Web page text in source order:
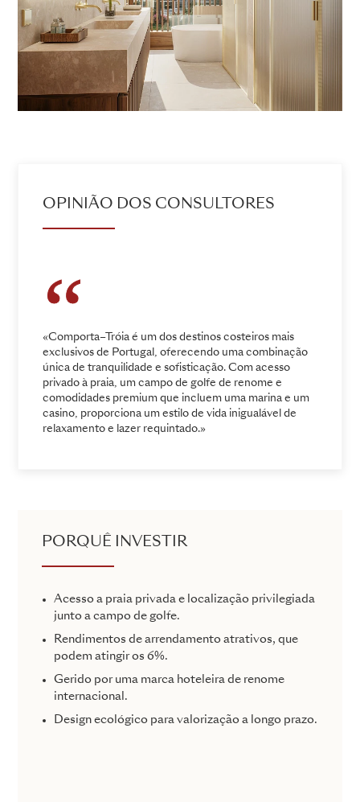
OPINIÃO DOS CONSULTORES
«Comporta–Tróia é um dos destinos costeiros mais
exclusivos de Portugal, oferecendo uma combinação
única de tranquilidade e sofisticação. Com acesso
privado à praia, um campo de golfe de renome e
comodidades premium que incluem uma marina e um
casino, proporciona um estilo de vida inigualável de
relaxamento e lazer requintado.»
PORQUÊ INVESTIR
Acesso a praia privada e localização privilegiada
junto a campo de golfe.
Rendimentos de arrendamento atrativos, que
podem atingir os 6%.
Gerido por uma marca hoteleira de renome
internacional.
Design ecológico para valorização a longo prazo.